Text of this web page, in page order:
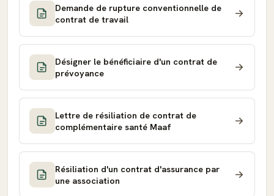
Demande de rupture conventionnelle de
contrat de travail
Désigner le bénéficiaire d'un contrat de
prévoyance
Lettre de résiliation de contrat de
complémentaire santé Maaf
Résiliation d'un contrat d'assurance par
une association